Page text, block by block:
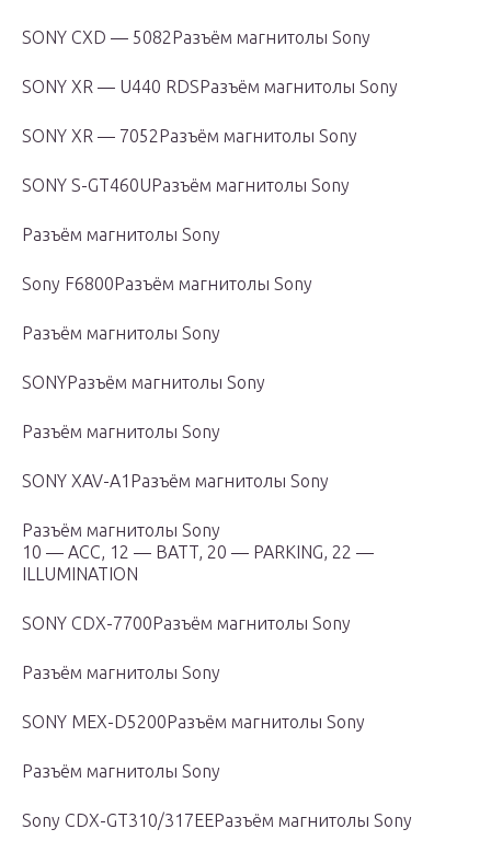
SONY CXD — 5082Разъём магнитолы Sony
SONY XR — U440 RDSРазъём магнитолы Sony
SONY XR — 7052Разъём магнитолы Sony
SONY S-GT460UРазъём магнитолы Sony
Разъём магнитолы Sony
Sony F6800Разъём магнитолы Sony
Разъём магнитолы Sony
SONYРазъём магнитолы Sony
Разъём магнитолы Sony
SONY XAV-A1Разъём магнитолы Sony
Разъём магнитолы Sony
10 — ACC, 12 — BATT, 20 — PARKING, 22 —
ILLUMINATION
SONY CDX-7700Разъём магнитолы Sony
Разъём магнитолы Sony
SONY MEX-D5200Разъём магнитолы Sony
Разъём магнитолы Sony
Sony CDX-GT310/317EEРазъём магнитолы Sony